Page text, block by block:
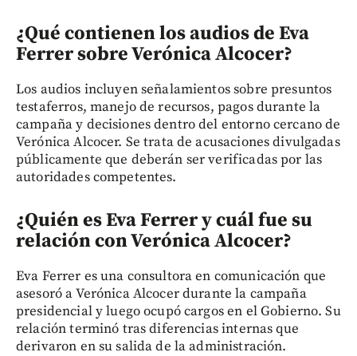
¿Qué contienen los audios de Eva
Ferrer sobre Verónica Alcocer?
Los audios incluyen señalamientos sobre presuntos
testaferros, manejo de recursos, pagos durante la
campaña y decisiones dentro del entorno cercano de
Verónica Alcocer. Se trata de acusaciones divulgadas
públicamente que deberán ser verificadas por las
autoridades competentes.
¿Quién es Eva Ferrer y cuál fue su
relación con Verónica Alcocer?
Eva Ferrer es una consultora en comunicación que
asesoró a Verónica Alcocer durante la campaña
presidencial y luego ocupó cargos en el Gobierno. Su
relación terminó tras diferencias internas que
derivaron en su salida de la administración.